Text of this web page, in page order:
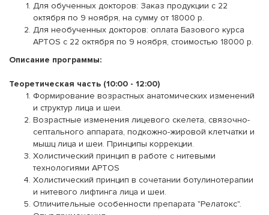
Для обученных докторов: Заказ продукции с 22
октября по 9 ноября, на сумму от 18000 р.
Для необученных докторов: оплата Базового курса
APTOS с 22 октября по 9 ноября, стоимостью 18000 р.
Описание программы:
Теоретическая часть (10:00 - 12:00)
Формирование возрастных анатомических изменений
и структур лица и шеи.
Возрастные изменения лицевого скелета, связочно-
септального аппарата, подкожно-жировой клетчатки и
мышц лица и шеи. Принципы коррекции.
Холистический принцип в работе с нитевыми
технологиями APTOS
Холистический принцип в сочетании ботулинотерапии
и нитевого лифтинга лица и шеи.
Отличительные особенности препарата "Релатокс".